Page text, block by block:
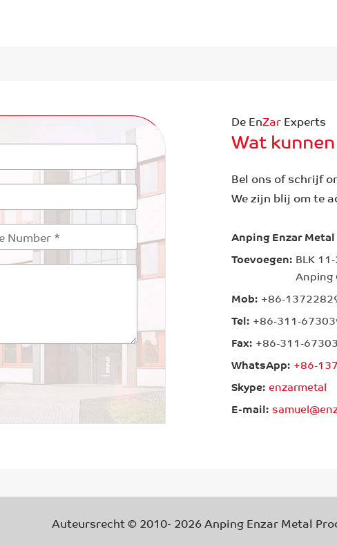
De EnZarExperts
Wat
Bel ons of schrijf
We zijn blij om te
Anping Enzar
Toevoegen: BLK
Anping
Mob: +86-
Tel: +86-311-
Fax: +86-311-
WhatsApp: +86-
Skype:enzarmetal
E-mail:
Auteursrecht © 2010- 2026Anping Enzar Metal